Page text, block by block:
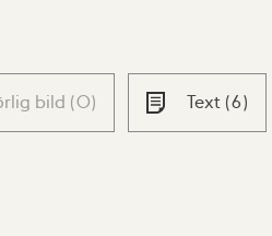
bild (0) Text (6)